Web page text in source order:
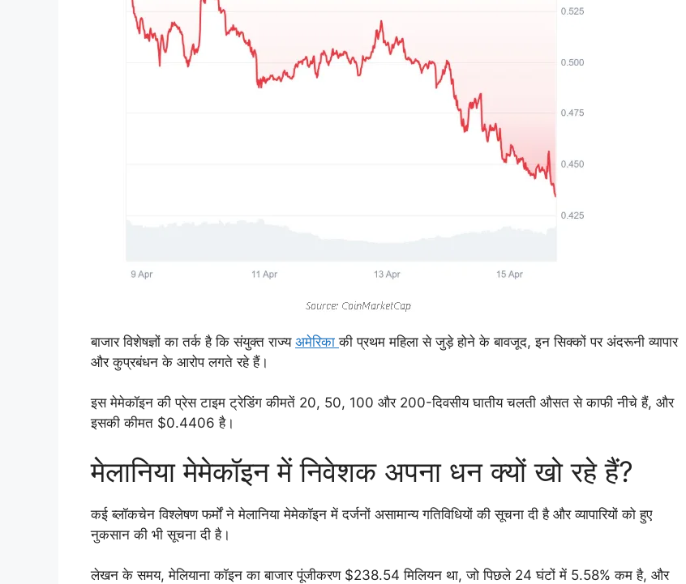
बाजार विशेषज्ञों का तर्क है कि संयुक्त राज्य अमेरिकाकी प्रथम महिला से जुड़े होने के बावजूद, इन सिक्कों पर अंदरूनी व्यापार
और कुप्रबंधन के आरोप लगते रहे हैं।
इस मेमेकॉइन की प्रेस टाइम ट्रेडिंग कीमतें 20, 50, 100 और 200-दिवसीय घातीय चलती औसत से काफी नीचे हैं, और
इसकी कीमत $0.4406 है।
मेलानिया मेमेकॉइन में निवेशक अपना धन क्यों खो रहे हैं?
कई ब्लॉकचेन विश्लेषण फर्मों ने मेलानिया मेमेकॉइन में दर्जनों असामान्य गतिविधियों की सूचना दी है और व्यापारियों को हुए
नुकसान की भी सूचना दी है।
लेखन के समय, मेलियाना कॉइन का बाजार पूंजीकरण $238.54 मिलियन था, जो पिछले 24 घंटों में 5.58% कम है, और